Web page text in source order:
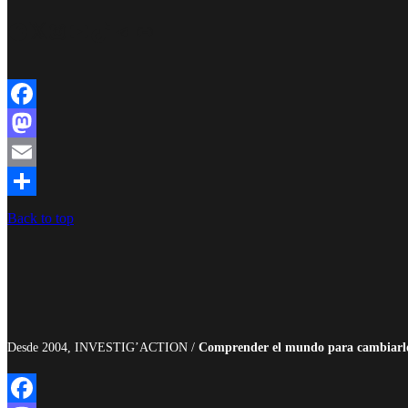
Facebook
Mastodon
Email
Compartir
Back to top
Desde 2004, INVESTIG’ACTION / Comprender el mundo para